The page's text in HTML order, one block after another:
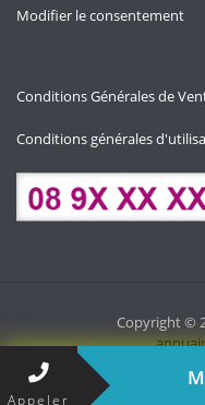
Modifier le consentement
Conditions Générales de
Conditions générales
Copyright ©
Appeler